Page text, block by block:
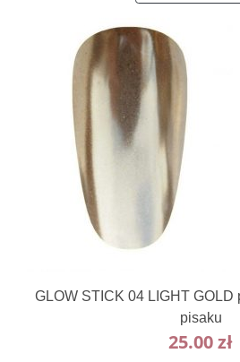
GLOW STICK 04 LIGHT GOLD
pisaku
25.00zł